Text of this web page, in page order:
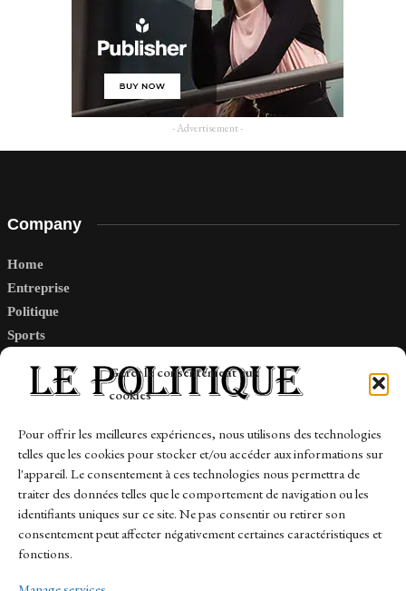
Gérer le consentement aux
cookies
Pour offrir les meilleures expériences, nous utilisons des technologies
telles que les cookies pour stocker et/ou accéder aux informations sur
l'appareil. Le consentement à ces technologies nous permettra de
traiter des données telles que le comportement de navigation ou les
identifiants uniques sur ce site. Ne pas consentir ou retirer son
consentement peut affecter négativement certaines caractéristiques et
fonctions.
- Advertisement -
Company
Home
Entreprise
Politique
Sports
Links
Contact
Sitemap